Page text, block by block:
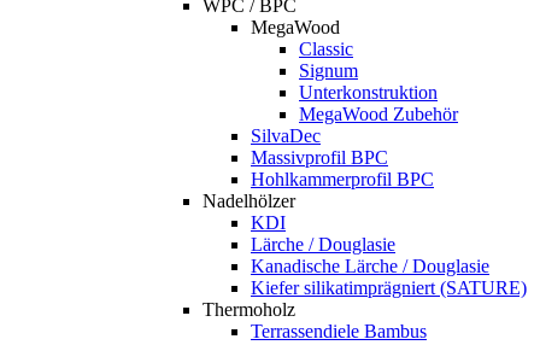
WPC / BPC
MegaWood
Classic
Signum
Unterkonstruktion
MegaWood Zubehör
SilvaDec
Massivprofil BPC
Hohlkammerprofil BPC
Nadelhölzer
KDI
Lärche / Douglasie
Kanadische Lärche / Douglasie
Kiefer silikatimprägniert (SATURE)
Thermoholz
Terrassendiele Bambus